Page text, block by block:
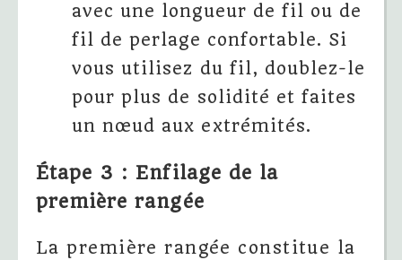
avec une longueur de fil ou de
fil de perlage confortable. Si
vous utilisez du fil, doublez-le
pour plus de solidité et faites
un nœud aux extrémités.
Étape 3 : Enfilage de la
première rangée
La première rangée constitue la